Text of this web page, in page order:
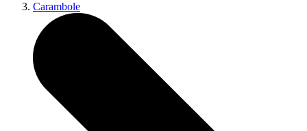
Carambole